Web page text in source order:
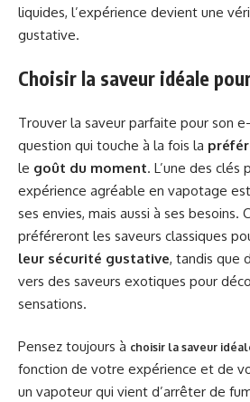
liquides, l’expérience devient une
gustative.
Choisir la saveur idéale
Trouver la saveur parfaite pour son
question qui touche à la fois la
le goût du moment. L’une des clés
expérience agréable en vapotage
ses envies, mais aussi à ses besoins.
préféreront les saveurs classiques
leur sécurité gustative, tandis que
vers des saveurs exotiques pour
sensations.
Pensez toujours à choisir la saveur
fonction de votre expérience et de
un vapoteur qui vient d’arrêter de